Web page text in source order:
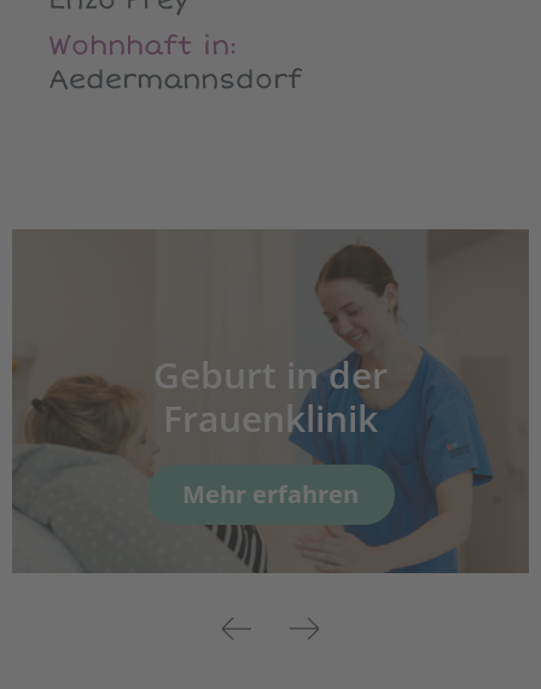
Wohnhaft in:
Aedermannsdorf
Previous
Geburt in der
Frauenklinik
Mehr erfahren
Next